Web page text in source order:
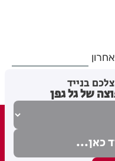
אחרון
בנייד
של גל גפן